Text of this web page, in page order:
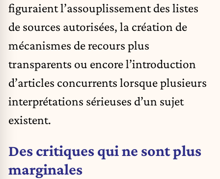
figuraient l’assouplissement des listes
de sources autorisées, la création de
mécanismes de recours plus
transparents ou encore l’introduction
d’articles concurrents lorsque plusieurs
interprétations sérieuses d’un sujet
existent.
Des critiques qui ne sont plus
marginales